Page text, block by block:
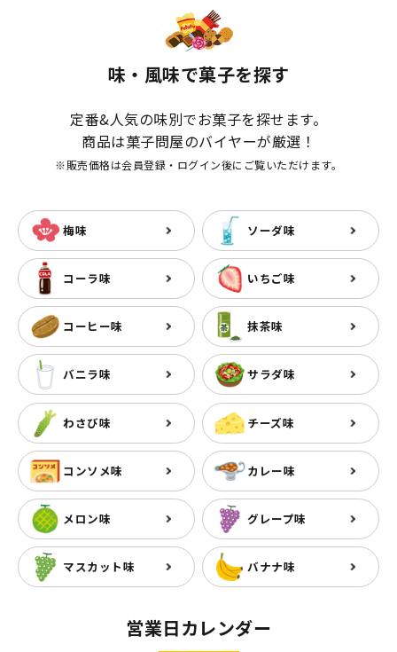
味・風味で菓子を探す
定番&人気の味別でお菓子を探せます。
商品は菓子問屋のバイヤーが厳選！
※販売価格は会員登録・ログイン後にご覧いただけます。
梅味 ソーダ味
コーラ味 いちご味
コーヒー味 抹茶味
バニラ味 サラダ味
わさび味 チーズ味
コンソメ味 カレー味
メロン味 グレープ味
マスカット味 バナナ味
営業日カレンダー